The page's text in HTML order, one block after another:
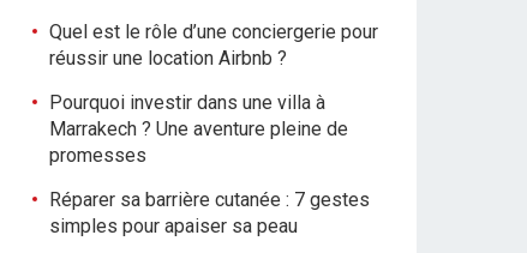
Quel est le rôle d’une conciergerie pour
réussir une location Airbnb ?
Pourquoi investir dans une villa à
Marrakech ? Une aventure pleine de
promesses
Réparer sa barrière cutanée : 7 gestes
simples pour apaiser sa peau